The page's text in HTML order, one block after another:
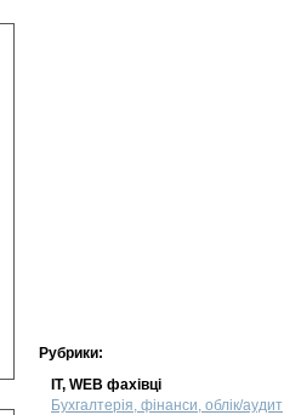
Рубрики:
IT, WEB фахівці
Бухгалтерія, фінанси, облік/аудит